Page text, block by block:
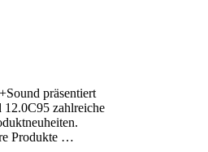
präsentiert
12.0C95 zahlreiche
Produkte …